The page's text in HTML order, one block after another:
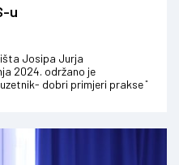
u
Josipa Jurja
2024. održano je
dobri primjeri prakse